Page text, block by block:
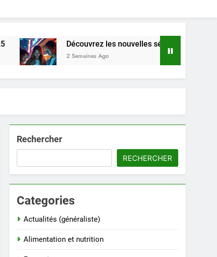
Découvrez les nouvelles séries web incontournables
2 Semaines Ago
Rechercher
RECHERCHER
Categories
Actualités (généraliste)
Alimentation et nutrition